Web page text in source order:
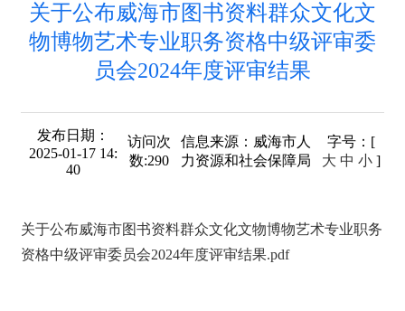
关于公布威海市图书资料群众文化文
物博物艺术专业职务资格中级评审委
员会2024年度评审结果
发布日期：
2025-01-17 14:
40
访问次
数:290
信息来源： 威海市人
力资源和社会保障局
字号 ：[
大 中 小 ]
关于公布威海市图书资料群众文化文物博物艺术专业职务
资格中级评审委员会2024年度评审结果.pdf